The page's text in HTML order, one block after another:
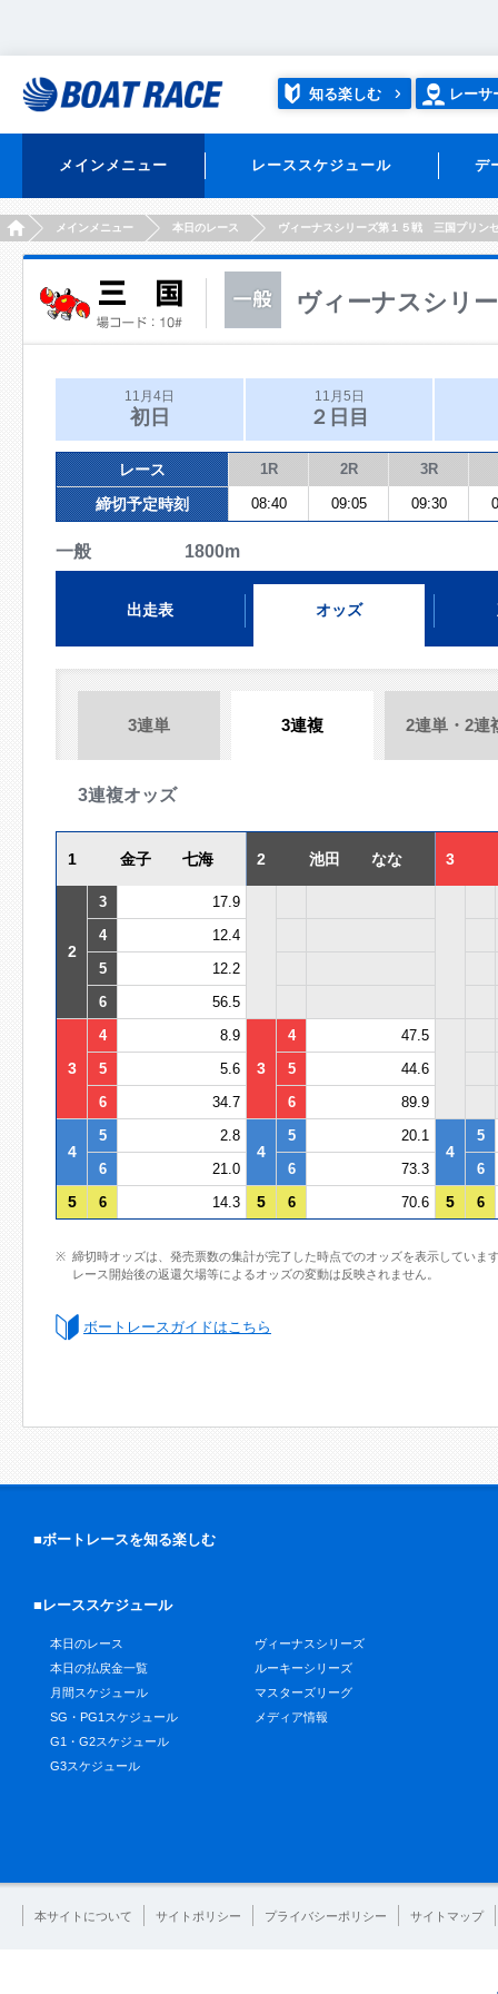
知る楽しむ レーサ
メインメニュー レーススケジュール デ
HOMEメインメニュー 本日のレース ヴィーナスシリーズ第１５戦 三国プリン
ヴィーナスシリ
11月4日
初日
11月5日
２日目
レース 1R 2R 3R
締切予定時刻 08:40 09:05 09:30
一般 1800m
出走表 オッズ
3連単 3連複 2連単・2連
3連複オッズ
1 金子 七海 2 池田 なな 3
2
3
17.9
4
12.4
5
12.2
6
56.5
3
4 8.9
3
4
47.5
5
5.6 5
44.6
6
34.7 6 89.9
4
5 2.8
4
5 20.1
4
5
6
21.0 6 73.3 6
5 6 14.3 5 6 70.6 5 6
締切時オッズは、発売票数の集計が完了した時点でのオッズを表示していま
レース開始後の返還欠場等によるオッズの変動は反映されません。
ボートレースガイドはこちら
■ボートレースを知る楽しむ
■レーススケジュール
本日のレース
本日の払戻金一覧
月間スケジュール
SG・PG1スケジュール
G1・G2スケジュール
G3スケジュール
ヴィーナスシリーズ
ルーキーシリーズ
マスターズリーグ
メディア情報
本サイトについて サイトポリシー プライバシーポリシー サイトマップ